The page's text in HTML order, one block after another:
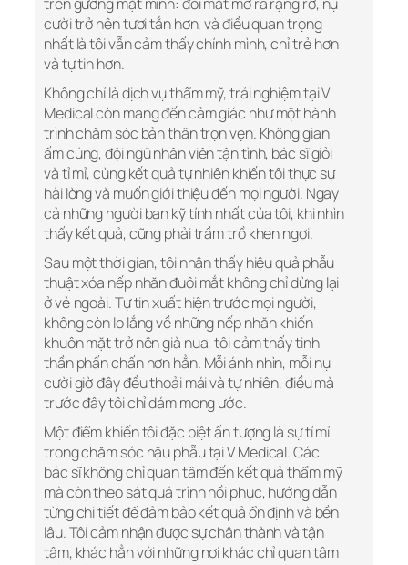
cười trở nên tươi tắn hơn, và điều quan trọng
nhất là tôi vẫn cảm thấy chính mình, chỉ trẻ hơn
và tự tin hơn.
Không chỉ là dịch vụ thẩm mỹ, trải nghiệm tại V
Medical còn mang đến cảm giác như một hành
trình chăm sóc bản thân trọn vẹn. Không gian
ấm cúng, đội ngũ nhân viên tận tình, bác sĩ giỏi
và tỉ mỉ, cùng kết quả tự nhiên khiến tôi thực sự
hài lòng và muốn giới thiệu đến mọi người. Ngay
cả những người bạn kỹ tính nhất của tôi, khi nhìn
thấy kết quả, cũng phải trầm trồ khen ngợi.
Sau một thời gian, tôi nhận thấy hiệu quả phẫu
thuật xóa nếp nhăn đuôi mắt không chỉ dừng lại
ở vẻ ngoài. Tự tin xuất hiện trước mọi người,
không còn lo lắng về những nếp nhăn khiến
khuôn mặt trở nên già nua, tôi cảm thấy tinh
thần phấn chấn hơn hẳn. Mỗi ánh nhìn, mỗi nụ
cười giờ đây đều thoải mái và tự nhiên, điều mà
trước đây tôi chỉ dám mong ước.
Một điểm khiến tôi đặc biệt ấn tượng là sự tỉ mỉ
trong chăm sóc hậu phẫu tại V Medical. Các
bác sĩ không chỉ quan tâm đến kết quả thẩm mỹ
mà còn theo sát quá trình hồi phục, hướng dẫn
từng chi tiết để đảm bảo kết quả ổn định và bền
lâu. Tôi cảm nhận được sự chân thành và tận
tâm, khác hẳn với những nơi khác chỉ quan tâm